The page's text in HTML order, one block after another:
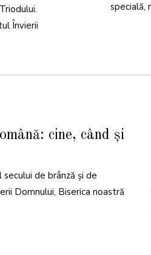
Învierii
specială,
cine, când și
de brânză și de
Domnului, Biserica noastră